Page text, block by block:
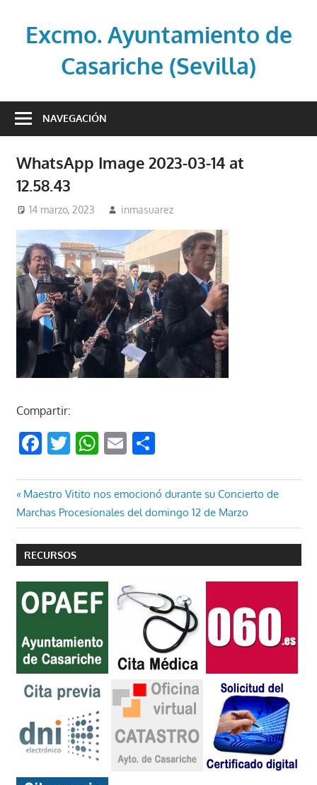
contenidoExcmo. Ayuntamiento de
Casariche (Sevilla)
oficial
de
Casariche
(Sevilla)
NAVEGACIÓN
WhatsApp Image 2023-03-14 at
12.58.43
14 marzo, 2023 inmasuarez
Compartir:
Facebook
Twitter
WhatsApp
EmailCompartir
Navegación
de
entradas
Entrada
anterior:
Maestro Vitito nos emocionó durante su Concierto de
Marchas Procesionales del domingo 12 de Marzo
RECURSOS